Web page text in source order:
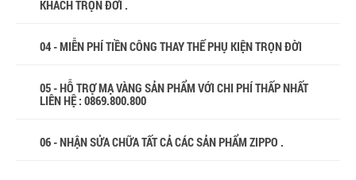
KHÁCH TRỌN ĐỜI .
04 - MIỄN PHÍ TIỀN CÔNG THAY THẾ PHỤ KIỆN TRỌN ĐỜI
05 - HỖ TRỢ MẠ VÀNG SẢN PHẨM VỚI CHI PHÍ THẤP NHẤT
LIÊN HỆ : 0869.800.800
06 - NHẬN SỬA CHỮA TẤT CẢ CÁC SẢN PHẨM ZIPPO .